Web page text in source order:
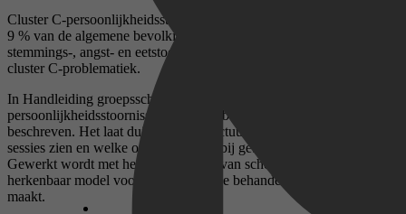
Cluster C-persoonlijkheidsstoornissen komen frequent voor, bij 3 tot
9 % van de algemene bevolking. Bij ongeveer de helft van de
stemmings-, angst- en eetstoornissen is er ook sprake van comorbide
cluster C-problematiek.
In Handleiding groepsschematherapie voor cluster C-
persoonlijkheidsstoornissen wordt de behandeling helder
beschreven. Het laat duidelijk de structuur en de focus van de
sessies zien en welke oefeningen hierbij gebruikt kunnen worden.
Gewerkt wordt met het modusmodel van schematherapie; een heel
herkenbaar model voor cliënten, dat de behandeling snel concreet
maakt.